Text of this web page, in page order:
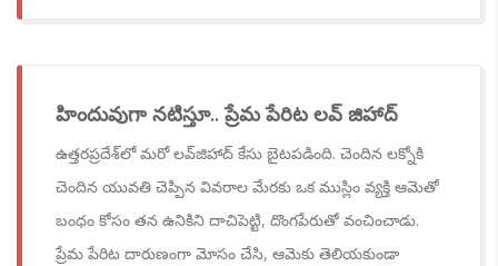
హిందువుగా నటిస్తూ.. ప్రేమ పేరిట లవ్ జిహాద్
ఉత్తరప్రదేశ్‌లో మరో లవ్‌జిహాద్ కేసు బైటపడింది. చెందిన లక్నోకి
చెందిన యువతి చెప్పిన వివరాల మేరకు ఒక ముస్లిం వ్యక్తి ఆమెతో
బంధం కోసం తన ఉనికిని దాచిపెట్టి, దొంగపేరుతో వంచించాడు.
ప్రేమ పేరిట దారుణంగా మోసం చేసి, ఆమెకు తెలియకుండా